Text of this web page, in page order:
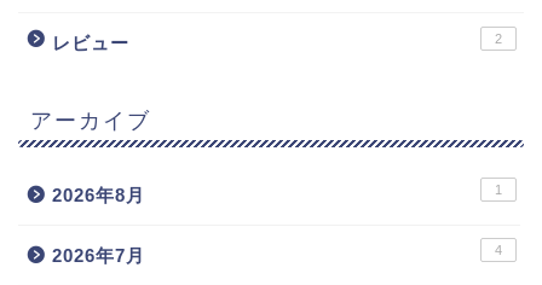
レビュー 2
アーカイブ
2026年8月 1
2026年7月 4